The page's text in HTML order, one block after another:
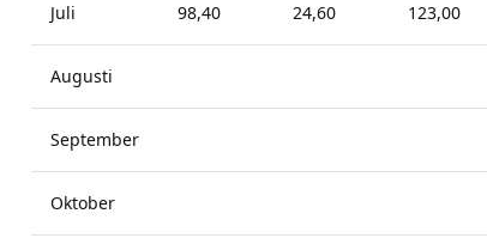
Juli 98,40 24,60 123,00
Augusti
September
Oktober